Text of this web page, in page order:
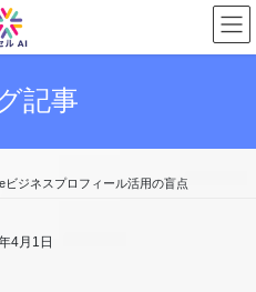
記事
ジネスプロフィール活用の盲点
4月1日